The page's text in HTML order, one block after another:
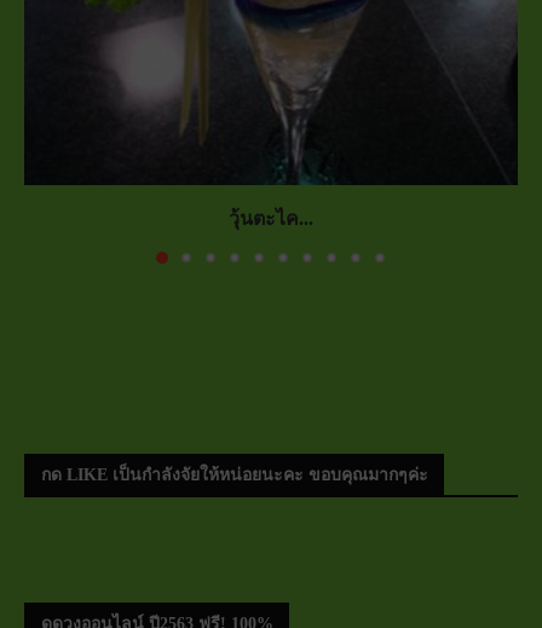
วุ้นตะไค...
กด LIKE เป็นกำลังจัยให้หน่อยนะคะ ขอบคุณมากๆค่ะ
ดูดวงออนไลน์ ปี2563 ฟรี! 100%